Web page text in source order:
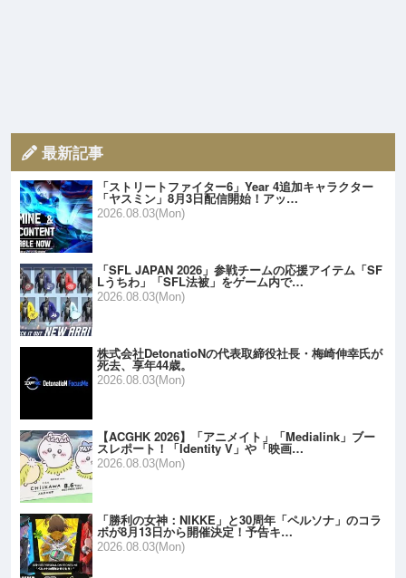
最新記事
「ストリートファイター6」Year 4追加キャラクター
「ヤスミン」8月3日配信開始！アッ…
2026.08.03(Mon)
「SFL JAPAN 2026」参戦チームの応援アイテム「SF
Lうちわ」「SFL法被」をゲーム内で…
2026.08.03(Mon)
株式会社DetonatioNの代表取締役社長・梅崎伸幸氏が
死去、享年44歳。
2026.08.03(Mon)
【ACGHK 2026】「アニメイト」「Medialink」ブー
スレポート！「Identity V」や「映画…
2026.08.03(Mon)
「勝利の女神：NIKKE」と30周年「ペルソナ」のコラ
ボが8月13日から開催決定！予告キ…
2026.08.03(Mon)